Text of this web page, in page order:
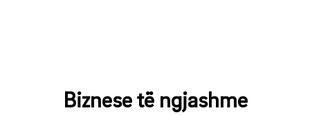
Biznese të ngjashme